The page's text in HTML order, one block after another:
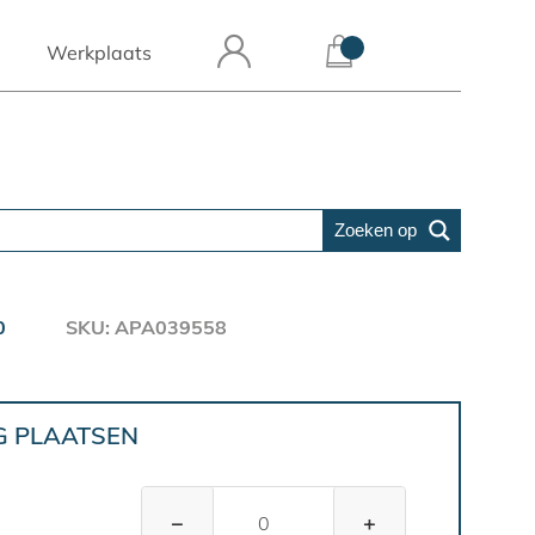
Werkplaats
Zoeken op
SKU: APA039558
PLAATSEN
− +